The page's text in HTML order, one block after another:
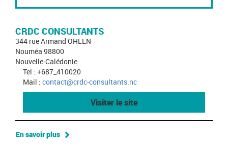
CRDC CONSULTANTS
344 rue Armand OHLEN
Nouméa 98800
Nouvelle-Calédonie
Tel : +687_410020
Mail : contact@crdc-consultants.nc
Visiter le site
En savoir plus